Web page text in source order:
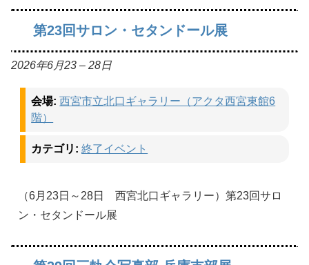
第23回サロン・セタンドール展
2026年6月23 – 28日
会場: 西宮市立北口ギャラリー（アクタ西宮東館6
階）
カテゴリ: 終了イベント
（6月23日～28日 西宮北口ギャラリー）第23回サロ
ン・セタンドール展